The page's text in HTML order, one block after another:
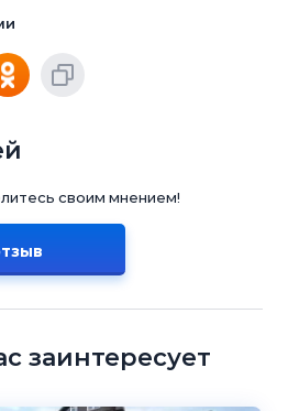
своим мнением!
заинтересует